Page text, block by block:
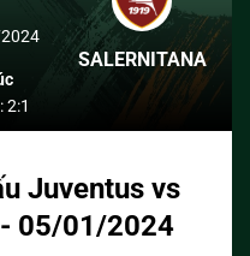
2:1
SALERNITANA
Juventus vs
05/01/2024